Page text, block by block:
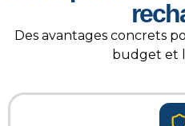
Des avantages concrets
budget et